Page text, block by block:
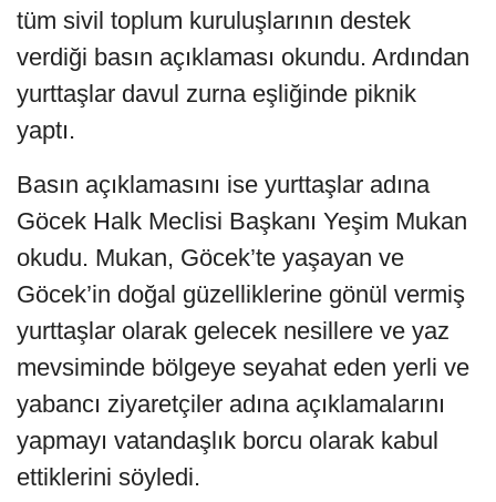
tüm sivil toplum kuruluşlarının destek
verdiği basın açıklaması okundu. Ardından
yurttaşlar davul zurna eşliğinde piknik
yaptı.
Basın açıklamasını ise yurttaşlar adına
Göcek Halk Meclisi Başkanı Yeşim Mukan
okudu. Mukan, Göcek’te yaşayan ve
Göcek’in doğal güzelliklerine gönül vermiş
yurttaşlar olarak gelecek nesillere ve yaz
mevsiminde bölgeye seyahat eden yerli ve
yabancı ziyaretçiler adına açıklamalarını
yapmayı vatandaşlık borcu olarak kabul
ettiklerini söyledi.